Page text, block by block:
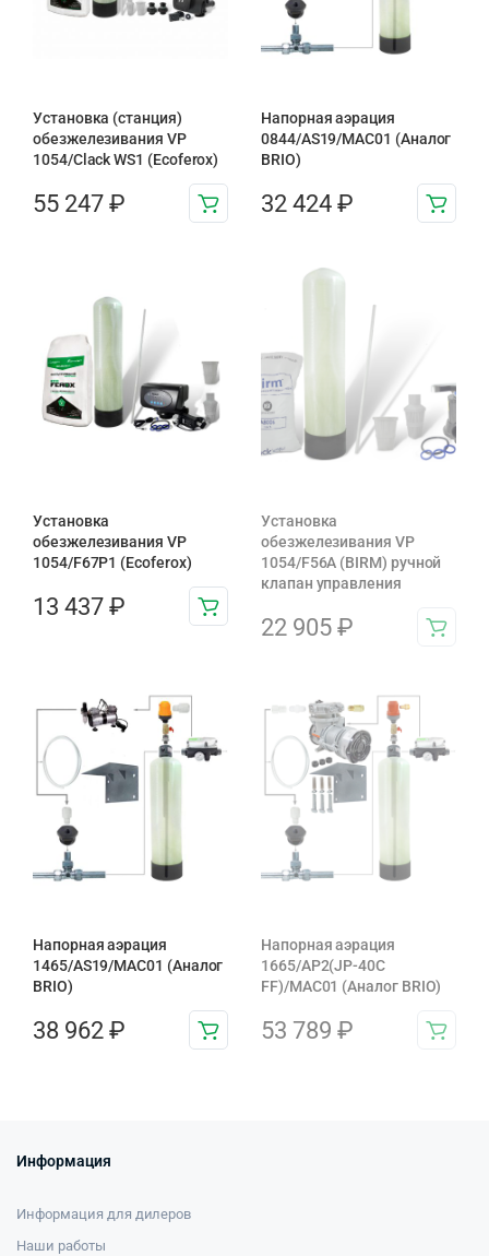
Установка (станция)
обезжелезивания VP
1054/Clack WS1 (Ecoferox)
55 247 ₽
Напорная аэрация
0844/AS19/MAC01 (Аналог
BRIO)
32 424 ₽
Установка
обезжелезивания VP
1054/F67P1 (Ecoferox)
13 437 ₽
Установка
обезжелезивания VP
1054/F56A (BIRM) ручной
клапан управления
22 905 ₽
Напорная аэрация
1465/AS19/MAC01 (Аналог
BRIO)
38 962 ₽
Напорная аэрация
1665/AP2(JP-40C
FF)/MAC01 (Аналог BRIO)
53 789 ₽
Информация
Информация для дилеров
Наши работы